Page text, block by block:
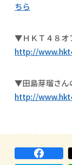
ちら
▼ＨＫＴ４８オ
http://
▼田島芽瑠さん
http://